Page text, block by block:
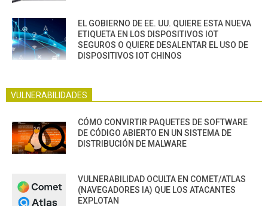
EL GOBIERNO DE EE. UU. QUIERE ESTA NUEVA
ETIQUETA EN LOS DISPOSITIVOS IOT
SEGUROS O QUIERE DESALENTAR EL USO DE
DISPOSITIVOS IOT CHINOS
VULNERABILIDADES
CÓMO CONVIRTIR PAQUETES DE SOFTWARE
DE CÓDIGO ABIERTO EN UN SISTEMA DE
DISTRIBUCIÓN DE MALWARE
VULNERABILIDAD OCULTA EN COMET/ATLAS
(NAVEGADORES IA) QUE LOS ATACANTES
EXPLOTAN